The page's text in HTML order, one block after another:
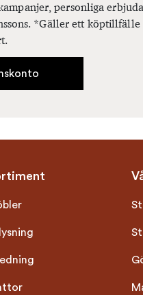
personliga
*Gäller ett